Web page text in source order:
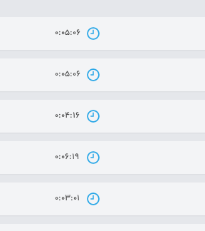
0:05:06
0:05:06
0:04:16
0:06:19
0:03:01